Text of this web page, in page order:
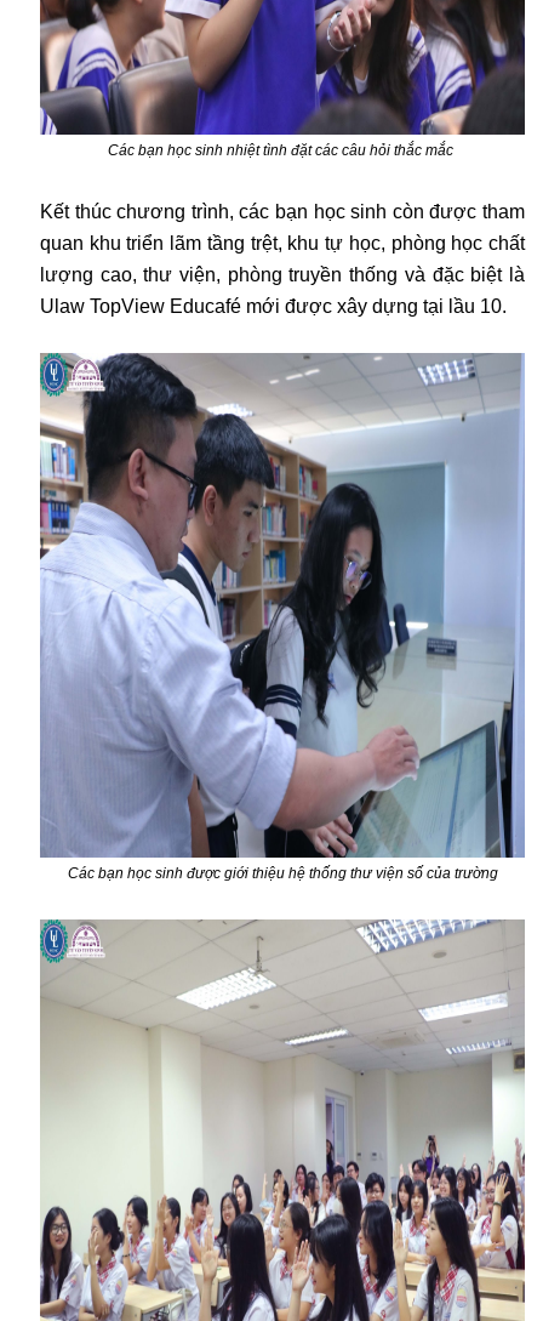
Các bạn học sinh nhiệt tình đặt các câu hỏi thắc mắc
Kết thúc chương trình, các bạn học sinh còn được tham
quan khu triển lãm tầng trệt, khu tự học, phòng học chất
lượng cao, thư viện, phòng truyền thống và đặc biệt là
Ulaw TopView Educafé mới được xây dựng tại lầu 10.
Các bạn học sinh được giới thiệu hệ thống thư viện số của trường